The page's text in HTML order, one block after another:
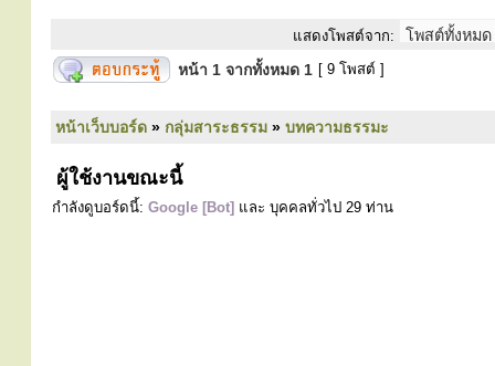
แสดงโพสต์จาก:
หน้า 1 จากทั้งหมด 1 [ 9 โพสต์ ]
หน้าเว็บบอร์ด » กลุ่มสาระธรรม » บทความธรรมะ
ผู้ใช้งานขณะนี้
กำลังดูบอร์ดนี้: Google [Bot] และ บุคคลทั่วไป 29 ท่าน